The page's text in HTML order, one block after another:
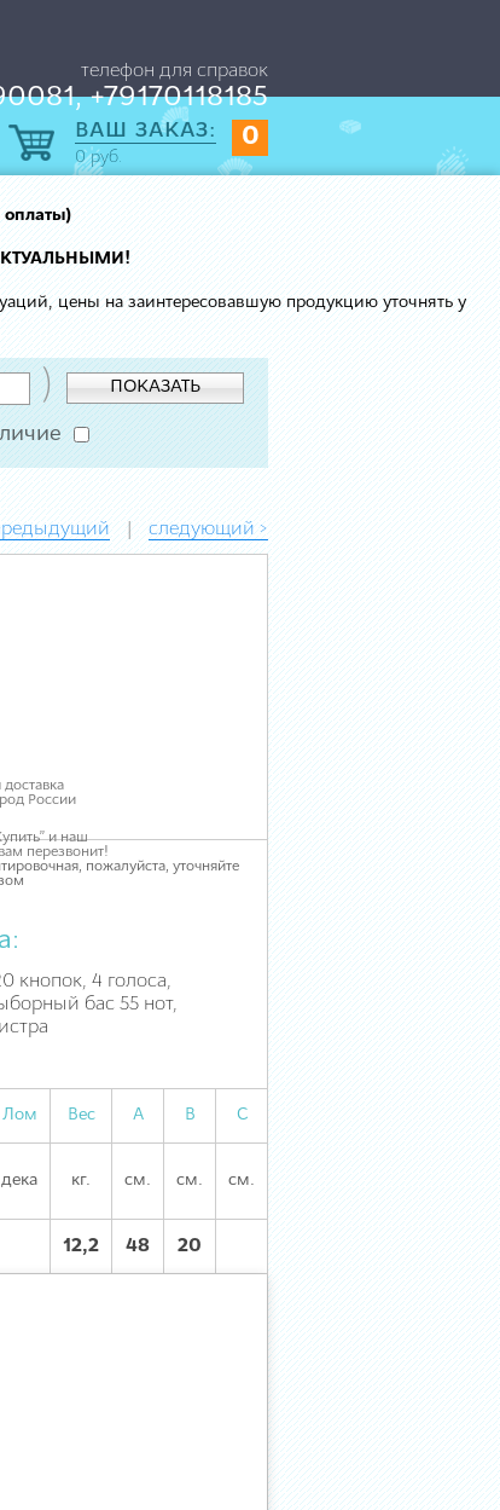
телефон для справок
+79170118185
0
ВАШ ЗАКАЗ:
0руб.
оплаты)
цены на заинтересовавшую продукцию уточнять у
) ПОКАЗАТЬ
| следующий >
доставка
России
и наш
перезвонит!
пожалуйста, уточняйте
кнопок, 4 голоса,
бас 55 нот,
Лом Вес А В С
дека кг. см. см. см.
12,2 48 20